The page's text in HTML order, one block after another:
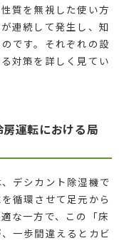
質を無視した使い方
連続して発生し、知
です。それぞれの設
対策を詳しく見てい
運転における局
デシカント除湿機で
循環させて足元から
な一方で、この「床
一歩間違えるとカビ